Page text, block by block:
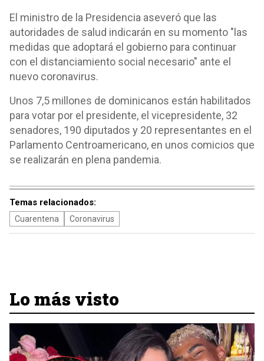
El ministro de la Presidencia aseveró que las
autoridades de salud indicarán en su momento "las
medidas que adoptará el gobierno para continuar
con el distanciamiento social necesario" ante el
nuevo coronavirus.
Unos 7,5 millones de dominicanos están habilitados
para votar por el presidente, el vicepresidente, 32
senadores, 190 diputados y 20 representantes en el
Parlamento Centroamericano, en unos comicios que
se realizarán en plena pandemia.
Temas relacionados:
Cuarentena Coronavirus
Lo más visto